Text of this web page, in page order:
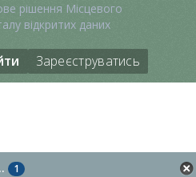
рішення Місцевого
відкритих даних
Зареєструватись
1